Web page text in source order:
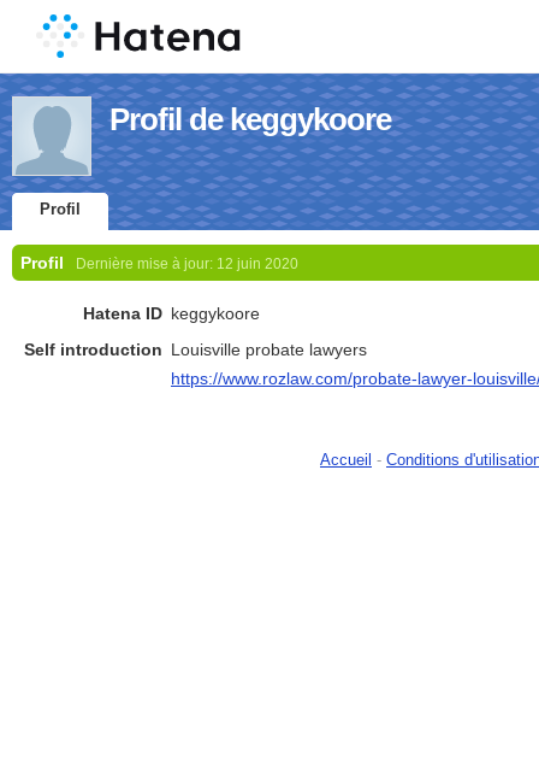
Profil de keggykoore
Profil
Profil Dernière mise à jour: 12 juin 2020
Hatena ID keggykoore
Self introduction Louisville probate lawyers
https://www.rozlaw.com/probate-lawyer-
Accueil - Conditions